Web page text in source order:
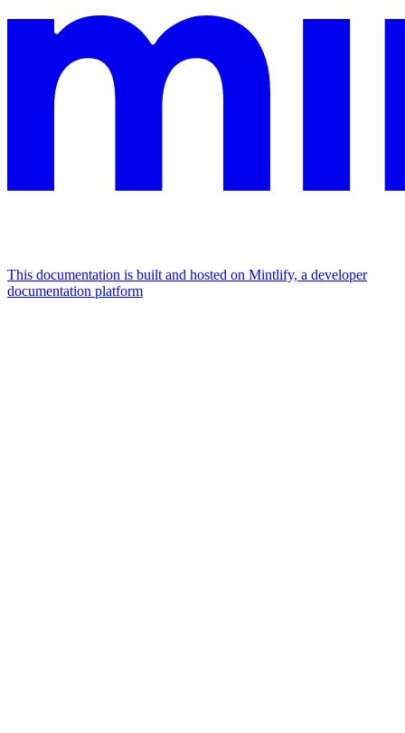
This documentation is built and hosted on Mintlify, a developer
documentation platform